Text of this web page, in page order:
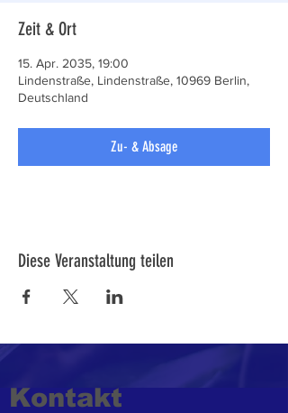
Zeit & Ort
15. Apr. 2035, 19:00
Lindenstraße, Lindenstraße, 10969 Berlin,
Deutschland
Zu- & Absage
Diese Veranstaltung teilen
Kontakt